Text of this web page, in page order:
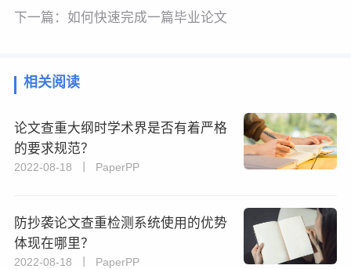
下一篇： 如何快速完成一篇毕业论文
相关阅读
论文查重大纲时学术界是否有着严格
的要求规范？
2022-08-18 丨 PaperPP
防抄袭论文查重检测系统使用的优势
体现在哪里？
2022-08-18 丨 PaperPP